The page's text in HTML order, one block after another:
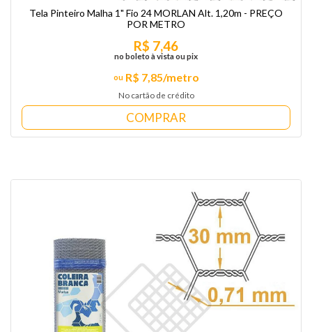
Tela Pinteiro Malha 1" Fio 24 MORLAN Alt. 1,20m - PREÇO
POR METRO
R$ 7,85/metro
No cartão de crédito
R$ 7,46
no boleto à vista ou pix
COMPRAR